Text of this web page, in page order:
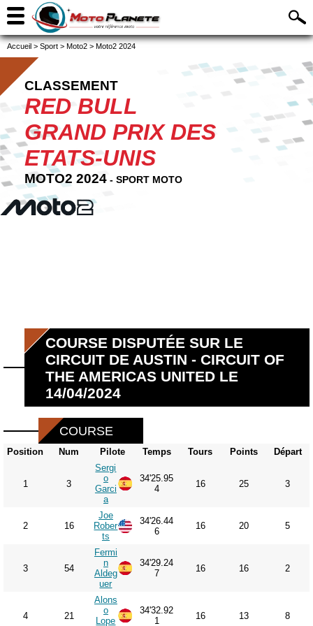
Accueil > Sport > Moto2 > Moto2 2024
CLASSEMENT
RED BULL
GRAND PRIX DES
ETATS-UNIS
MOTO2 2024 - SPORT MOTO
COURSE DISPUTÉE SUR LE
CIRCUIT DE AUSTIN - CIRCUIT OF
THE AMERICAS UNITED LE
14/04/2024
COURSE
Position Num Pilote Temps Tours Points Départ
1 3
Sergi
o
Garci
a
34'25.95
4
16 25 3
2 16
Joe
Rober
ts
34'26.44
6
16 20 5
3 54
Fermi
n
Aldeg
uer
34'29.24
7
16 16 2
4 21
Alons
o
Lope
34'32.92
1
16 13 8